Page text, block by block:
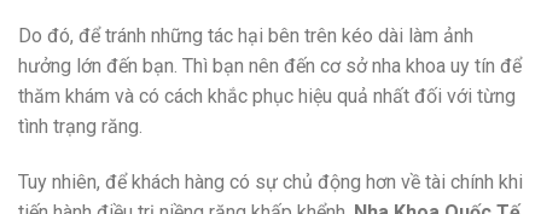
Do đó, để tránh những tác hại bên trên kéo dài làm ảnh
hưởng lớn đến bạn. Thì bạn nên đến cơ sở nha khoa uy tín để
thăm khám và có cách khắc phục hiệu quả nhất đối với từng
tình trạng răng.
Tuy nhiên, để khách hàng có sự chủ động hơn về tài chính khi